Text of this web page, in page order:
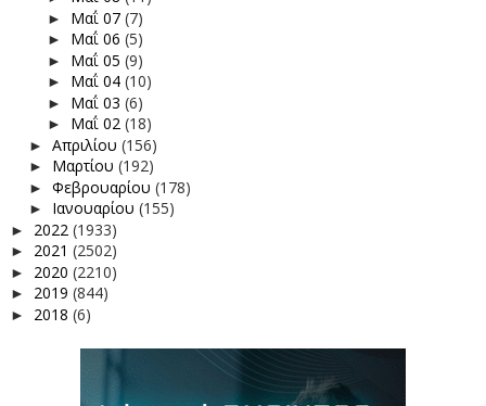
► Μαΐ 07 (7)
► Μαΐ 06 (5)
► Μαΐ 05 (9)
► Μαΐ 04 (10)
► Μαΐ 03 (6)
► Μαΐ 02 (18)
► Απριλίου (156)
► Μαρτίου (192)
► Φεβρουαρίου (178)
► Ιανουαρίου (155)
► 2022 (1933)
► 2021 (2502)
► 2020 (2210)
► 2019 (844)
► 2018 (6)